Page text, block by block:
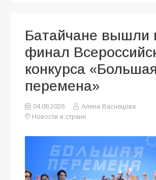
Батайчане вышли
финал
конкурса «Большая
перемена»
04.08.2026
Алена Васнецова
Новости в стране